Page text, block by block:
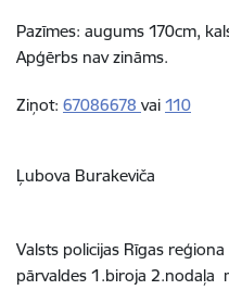
Pazīmes: augums 170cm,
Apģērbs nav zināms.
Ziņot: 67086678 vai 110
Ļubova Burakeviča
Valsts policijas Rīgas
pārvaldes 1.biroja 2.nodaļa